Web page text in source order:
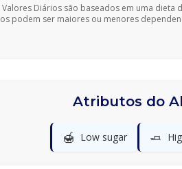
Diários são baseados em uma dieta
podem ser maiores ou menores
Atributos do
🍯 Low sugar 🧈